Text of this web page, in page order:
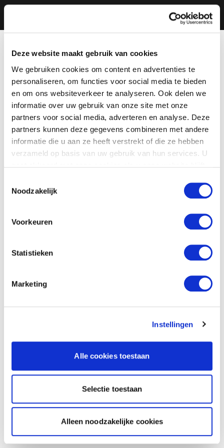
Deze website maakt gebruik van cookies
We gebruiken cookies om content en advertenties te
personaliseren, om functies voor social media te bieden
en om ons websiteverkeer te analyseren. Ook delen we
informatie over uw gebruik van onze site met onze
partners voor social media, adverteren en analyse. Deze
partners kunnen deze gegevens combineren met andere
informatie die u aan ze heeft verstrekt of die ze hebben
verzameld op basis van uw gebruik van hun services. U
Noodzakelijk
Voorkeuren
Statistieken
Marketing
Instellingen
Alle cookies toestaan
Selectie toestaan
Alleen noodzakelijke cookies